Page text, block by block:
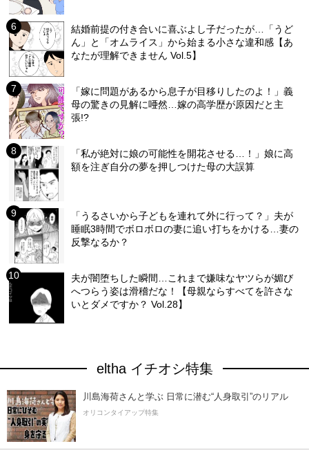
結婚前提の付き合いに喜ぶよし子だったが…「うど
ん」と「オムライス」から始まる小さな違和感【あ
なたが理解できません Vol.5】
「嫁に問題があるから息子が目移りしたのよ！」義
母の驚きの見解に唖然…嫁の高学歴が原因だと主
張!?
「私が絶対に娘の可能性を開花させる…！」娘に高
額を注ぎ自分の夢を押しつけた母の大誤算
「うるさいから子どもを連れて外に行って？」夫が
睡眠3時間でボロボロの妻に追い打ちをかける…妻の
反撃なるか？
夫が闇堕ちした瞬間…これまで嫌味なヤツらが媚び
へつらう姿は滑稽だな！【母親ならすべてを許さな
いとダメですか？ Vol.28】
eltha イチオシ特集
川島海荷さんと学ぶ 日常に潜む“人身取引”のリアル
オリコンタイアップ特集